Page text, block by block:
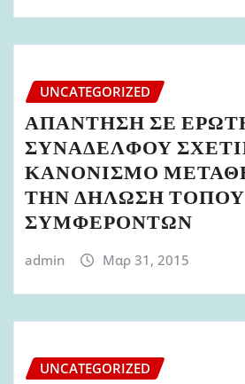
UNCATEGORIZED
ΑΠΑΝΤΗΣΗ ΣΕ
ΣΥΝΑΔΕΛΦΟΥ
ΚΑΝΟΝΙΣΜΟ
ΤΗΝ ΔΗΛΩΣΗ ΤΟΠΟΥ
ΣΥΜΦΕΡΟΝΤΩΝ
admin Μαρ 31, 2015
UNCATEGORIZED